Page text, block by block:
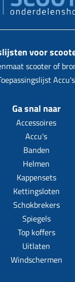
voor
scooter of
Accu's
Ga snal naar
Accessoires
Accu's
Banden
Helmen
Kappensets
Kettingsloten
Schokbrekers
Spiegels
Top koffers
Uitlaten
Windschermen